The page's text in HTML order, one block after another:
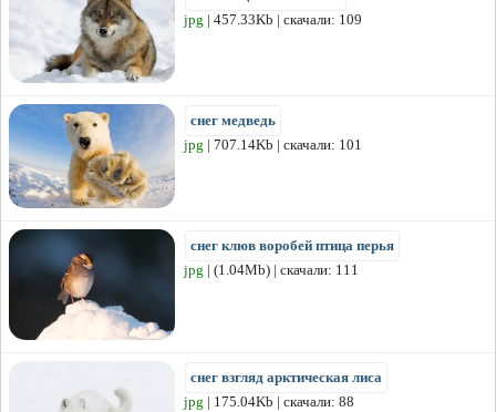
jpg | 457.33Kb | скачали: 109
снег медведь
jpg | 707.14Kb | скачали: 101
снег клюв воробей птица перья
jpg | (1.04Mb) | скачали: 111
снег взгляд арктическая лиса
jpg | 175.04Kb | скачали: 88